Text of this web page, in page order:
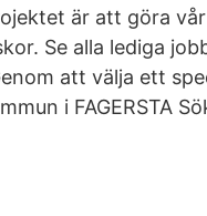
är att göra
Se alla lediga
att välja ett
i FAGERSTA